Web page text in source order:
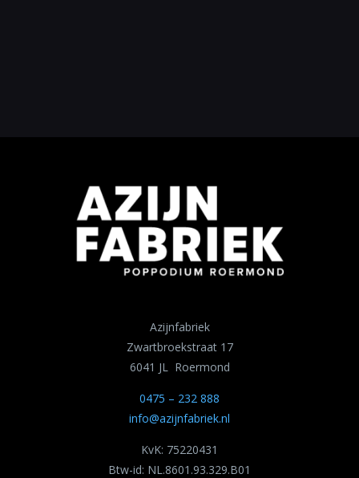
Azijnfabriek
Zwartbroekstraat 17
6041 JL Roermond
0475 – 232 888
info@azijnfabriek.nl
KvK: 75220431
Btw-id: NL.8601.93.329.B01